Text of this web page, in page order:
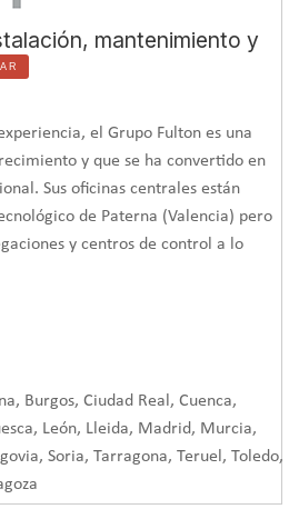
mantenimiento y
el Grupo Fulton es una
y que se ha convertido en
Sus oficinas centrales están
de Paterna (Valencia) pero
y centros de control a lo
Burgos, Ciudad Real, Cuenca,
León, Lleida, Madrid, Murcia,
Soria, Tarragona, Teruel, Toledo,